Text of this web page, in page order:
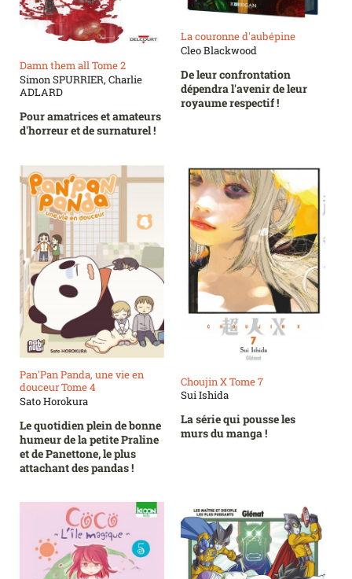
Damn them all Tome 2
Simon SPURRIER, Charlie
ADLARD
Pour amatrices et amateurs
d'horreur et de surnaturel !
La couronne d'aubépine
Cleo Blackwood
De leur confrontation
dépendra l'avenir de leur
royaume respectif !
Pan'Pan Panda, une vie en
douceur Tome 4
Sato Horokura
Le quotidien plein de bonne
humeur de la petite Praline
et de Panettone, le plus
attachant des pandas !
Choujin X Tome 7
Sui Ishida
La série qui pousse les
murs du manga !